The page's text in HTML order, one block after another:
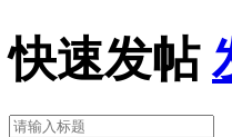
快速发帖